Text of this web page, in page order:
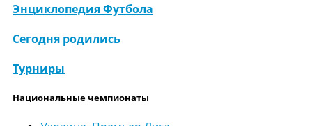
Энциклопедия Футбола
Сегодня родились
Турниры
Национальные чемпионаты